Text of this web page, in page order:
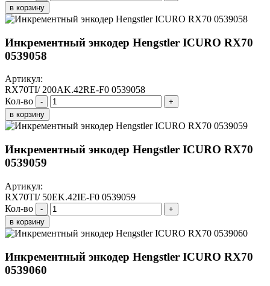
в корзину
Инкрементный энкодер Hengstler ICURO RX70
0539058
Артикул:
RX70TI/ 200AK.42RE-F0 0539058
Кол-во
-
+
в корзину
Инкрементный энкодер Hengstler ICURO RX70
0539059
Артикул:
RX70TI/ 50EK.42IE-F0 0539059
Кол-во
-
+
в корзину
Инкрементный энкодер Hengstler ICURO RX70
0539060